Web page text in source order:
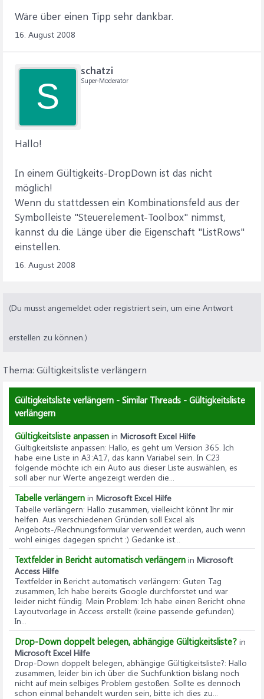
Wäre über einen Tipp sehr dankbar.
16. August 2008
S
schatzi
Super-Moderator
Hallo!
In einem Gültigkeits-DropDown ist das nicht
möglich!
Wenn du stattdessen ein Kombinationsfeld aus der
Symbolleiste "Steuerelement-Toolbox" nimmst,
kannst du die Länge über die Eigenschaft "ListRows"
einstellen.
16. August 2008
(Du musst angemeldet oder registriert sein, um eine Antwort
erstellen zu können.)
Thema: Gültigkeitsliste verlängern
Gültigkeitsliste verlängern - Similar Threads - Gültigkeitsliste
verlängern
Gültigkeitsliste anpassen in Microsoft Excel Hilfe
Gültigkeitsliste anpassen: Hallo, es geht um Version 365. Ich
habe eine Liste in A3:A17, das kann Variabel sein. In C23
folgende möchte ich ein Auto aus dieser Liste auswählen, es
soll aber nur Werte angezeigt werden die...
Tabelle verlängern in Microsoft Excel Hilfe
Tabelle verlängern: Hallo zusammen, vielleicht könnt Ihr mir
helfen. Aus verschiedenen Gründen soll Excel als
Angebots-/Rechnungsformular verwendet werden, auch wenn
wohl einiges dagegen spricht :) Gedanke ist...
Textfelder in Bericht automatisch verlängern in Microsoft
Access Hilfe
Textfelder in Bericht automatisch verlängern: Guten Tag
zusammen, Ich habe bereits Google durchforstet und war
leider nicht fündig. Mein Problem: Ich habe einen Bericht ohne
Layoutvorlage in Access erstellt (keine passende gefunden).
In...
Drop-Down doppelt belegen, abhängige Gültigkeitsliste? in
Microsoft Excel Hilfe
Drop-Down doppelt belegen, abhängige Gültigkeitsliste?: Hallo
zusammen, leider bin ich über die Suchfunktion bislang noch
nicht auf mein selbiges Problem gestoßen. Sollte es dennoch
schon einmal behandelt wurden sein, bitte ich dies zu...